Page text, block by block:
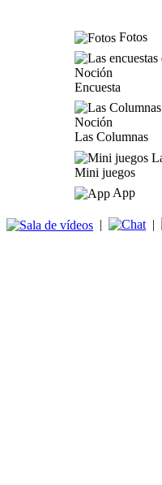
Fotos
Encuesta
Las Columnas
Mini juegos
App
| |